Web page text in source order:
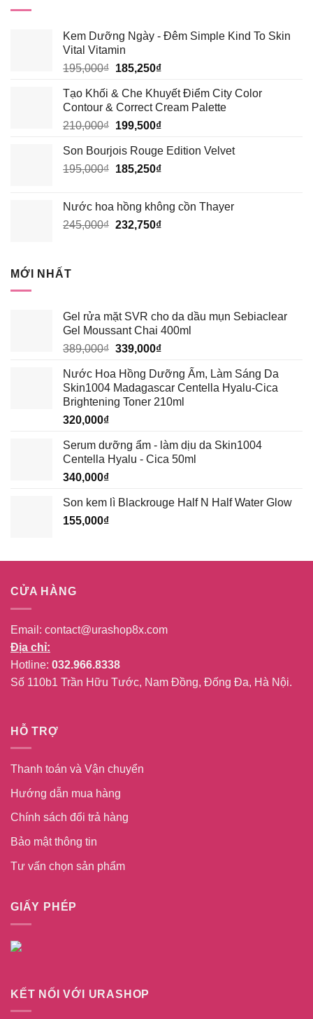
Kem Dưỡng Ngày - Đêm Simple Kind To Skin
Vital Vitamin
195,000₫ Giá
là:
195,000₫.
185,250₫Giá
tại
là:
185,250₫.
Tạo Khối & Che Khuyết Điểm City Color
Contour & Correct Cream Palette
210,000₫ Giá
là:
210,000₫.
199,500₫Giá
tại
là:
Son Bourjois Rouge Edition Velvet
195,000₫ Giá
195,000₫.
185,250₫Giá
là:
185,250₫.
Nước hoa hồng không cồn Thayer
245,000₫ Giá
232,750₫Giá
MỚI NHẤT
Gel rửa mặt SVR cho da dầu mụn Sebiaclear
Gel Moussant Chai 400ml
389,000₫ Giá
là:
389,000₫.
339,000₫Giá
tại
là:
339,000₫.
Nước Hoa Hồng Dưỡng Ẩm, Làm Sáng Da
Skin1004 Madagascar Centella Hyalu-Cica
Brightening Toner 210ml
320,000₫
Serum dưỡng ẩm - làm dịu da Skin1004
Centella Hyalu - Cica 50ml
340,000₫
Son kem lì Blackrouge Half N Half Water Glow
155,000₫
CỬA HÀNG
Email: contact@urashop8x.com
Địa chỉ:
Hotline: 032.966.8338
Số 110b1 Trần Hữu Tước, Nam Đồng, Đống Đa, Hà Nội.
HỖ TRỢ
Thanh toán và Vận chuyển
Hướng dẫn mua hàng
Chính sách đổi trả hàng
Bảo mật thông tin
Tư vấn chọn sản phẩm
GIẤY PHÉP
KẾT NỐI VỚI URASHOP